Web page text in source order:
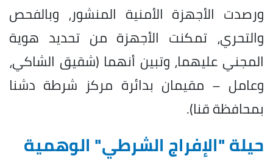
ورصدت الأجهزة الأمنية المنشور، وبالفحص
والتحري، تمكنت الأجهزة من تحديد هوية
المجني عليهما، وتبين أنهما (شقيق الشاكي،
وعامل – مقيمان بدائرة مركز شرطة دشنا
بمحافظة قنا).
حيلة "الإفراج الشرطي" الوهمية